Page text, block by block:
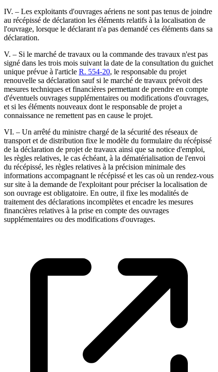
IV. – Les exploitants d'ouvrages aériens ne sont pas tenus de joindre
au récépissé de déclaration les éléments relatifs à la localisation de
l'ouvrage, lorsque le déclarant n'a pas demandé ces éléments dans sa
déclaration.
V. – Si le marché de travaux ou la commande des travaux n'est pas
signé dans les trois mois suivant la date de la consultation du guichet
unique prévue à l'article R. 554-20, le responsable du projet
renouvelle sa déclaration sauf si le marché de travaux prévoit des
mesures techniques et financières permettant de prendre en compte
d'éventuels ouvrages supplémentaires ou modifications d'ouvrages,
et si les éléments nouveaux dont le responsable de projet a
connaissance ne remettent pas en cause le projet.
VI. – Un arrêté du ministre chargé de la sécurité des réseaux de
transport et de distribution fixe le modèle du formulaire du récépissé
de la déclaration de projet de travaux ainsi que sa notice d'emploi,
les règles relatives, le cas échéant, à la dématérialisation de l'envoi
du récépissé, les règles relatives à la précision minimale des
informations accompagnant le récépissé et les cas où un rendez-vous
sur site à la demande de l'exploitant pour préciser la localisation de
son ouvrage est obligatoire. En outre, il fixe les modalités de
traitement des déclarations incomplètes et encadre les mesures
financières relatives à la prise en compte des ouvrages
supplémentaires ou des modifications d'ouvrages.